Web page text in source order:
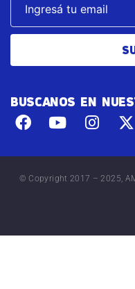
BUSCANOS EN
© Copyright 2017 – 2025,